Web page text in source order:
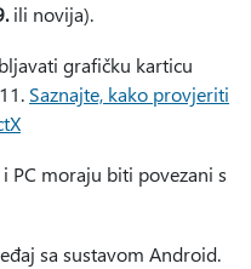
ili novija).
grafičku karticu
Saznajte, kako provjeriti
PC moraju biti povezani s
sa sustavom Android.